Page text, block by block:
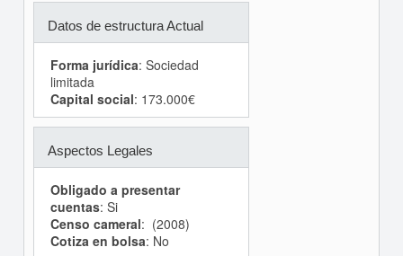
Datos de estructura Actual
Forma jurídica: Sociedad
limitada
Capital social: 173.000€
Aspectos Legales
Obligado a presentar
cuentas: Si
Censo cameral: (2008)
Cotiza en bolsa: No